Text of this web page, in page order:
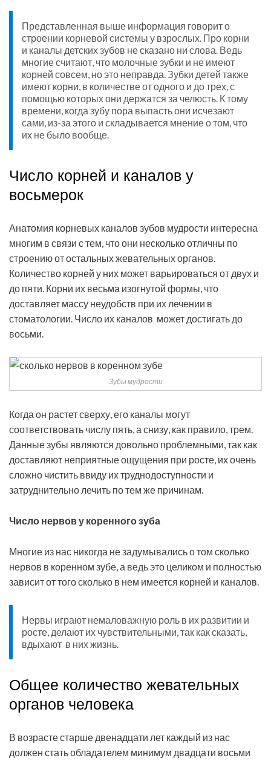
Представленная выше информация говорит о
строении корневой системы у взрослых. Про корни
и каналы детских зубов не сказано ни слова. Ведь
многие считают, что молочные зубки и не имеют
корней совсем, но это неправда. Зубки детей также
имеют корни, в количестве от одного и до трех, с
помощью которых они держатся за челюсть. К тому
времени, когда зубу пора выпасть они исчезают
сами, из-за этого и складывается мнение о том, что
их не было вообще.
Число корней и каналов у
восьмерок
Анатомия корневых каналов зубов мудрости интересна
многим в связи с тем, что они несколько отличны по
строению от остальных жевательных органов.
Количество корней у них может варьироваться от двух и
до пяти. Корни их весьма изогнутой формы, что
доставляет массу неудобств при их лечении в
стоматологии. Число их каналов может достигать до
восьми.
Зубы мудрости
Когда он растет сверху, его каналы могут
соответствовать числу пять, а снизу, как правило, трем.
Данные зубы являются довольно проблемными, так как
доставляют неприятные ощущения при росте, их очень
сложно чистить ввиду их труднодоступности и
затруднительно лечить по тем же причинам.
Число нервов у коренного зуба
Многие из нас никогда не задумывались о том сколько
нервов в коренном зубе, а ведь это целиком и полностью
зависит от того сколько в нем имеется корней и каналов.
Нервы играют немаловажную роль в их развитии и
росте, делают их чувствительными, так как сказать,
вдыхают в них жизнь.
Общее количество жевательных
органов человека
В возрасте старше двенадцати лет каждый из нас
должен стать обладателем минимум двадцати восьми